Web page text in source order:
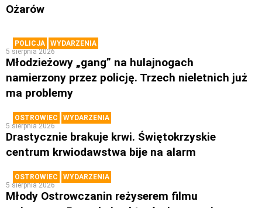
Ożarów
POLICJA
WYDARZENIA
5 sierpnia 2026
Młodzieżowy „gang” na hulajnogach
namierzony przez policję. Trzech nieletnich już
ma problemy
OSTROWIEC
WYDARZENIA
5 sierpnia 2026
Drastycznie brakuje krwi. Świętokrzyskie
centrum krwiodawstwa bije na alarm
OSTROWIEC
WYDARZENIA
5 sierpnia 2026
Młody Ostrowczanin reżyserem filmu